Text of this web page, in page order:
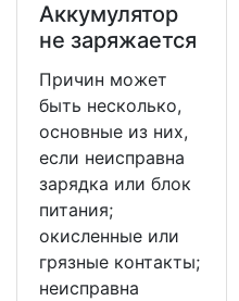
Аккумулятор
не заряжается
Причин может
быть несколько,
основные из них,
если неисправна
зарядка или блок
питания;
окисленные или
грязные контакты;
неисправна